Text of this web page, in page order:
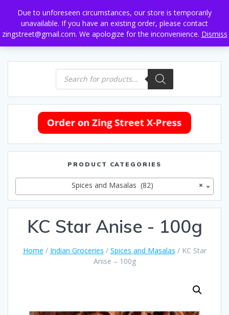
Due to unforeseen circumstances, our store is temporarily
unavailable. If you have an existing order, please contact
zingstreet@gmail.com. We apologize for the inconvenience. Dismiss
to
content
Products
search
PRODUCT CATEGORIES
×
Spices and Masalas (82)
KC Star Anise - 100g
Home / Indian Groceries / Spices and Masalas / KC Star
Anise – 100g